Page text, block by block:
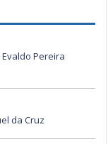
Pereira
da Cruz